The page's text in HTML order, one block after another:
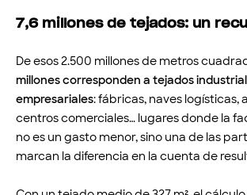
7,6 millones de tejados: un
De esos 2.500 millones de metros
millones corresponden a tejados
empresariales: fábricas, naves logísticas,
centros comerciales… lugares donde la
no es un gasto menor, sino una de las
marcan la diferencia en la cuenta de